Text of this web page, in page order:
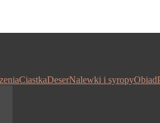
CiastkaDeserNalewki i syropyObiad